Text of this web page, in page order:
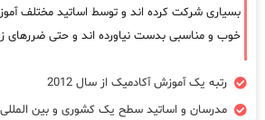
بسیاری شرکت کرده اند و توسط اساتید مختلف
خوب و مناسبی بدست نیاورده اند و حتی ضررهای
رتبه یک آموزش آکادمیک از سال 2012
مدرسان و اساتید سطح یک کشوری و بین المللی